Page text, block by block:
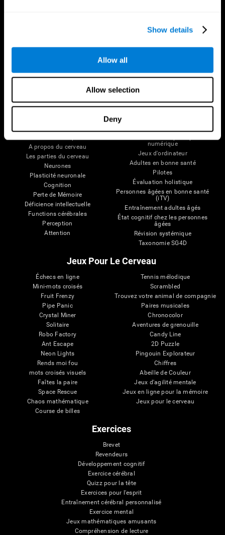
Show details
Allow all
Allow selection
Deny
Nous suivre
A propos du cerveau
Les parties du cerveau
Neurones
Plasticité neuronale
Cognition
Perte de Mémoire
Déficience intellectuelle
Functions cérébrales
Perception
Attention
numérique
Jeux d'ordinateur
Adultes en bonne santé
Pilotes
Évaluation holistique
Personnes âgées en bonne santé
(iTV)
Entraînement adultes âgés
État cognitif chez les personnes
âgées
Révision systémique
Taxonomie SG4D
Jeux Pour Le Cerveau
Échecs en ligne
Mini-mots croisés
Fruit Frenzy
Pipe Panic
Crystal Miner
Solitaire
Robo Factory
Ant Escape
Neon Lights
Rends moi fou
mots croisés visuels
Faîtes la paire
Space Rescue
Chaos mathématique
Course de billes
Tennis mélodique
Scrambled
Trouvez votre animal de compagnie
Paires musicales
Chronocolor
Aventures de grenouille
Candy Line
2D Puzzle
Pingouin Explorateur
Chiffres
Abeille de Couleur
Jeux d'agilité mentale
Jeux en ligne pour la mémoire
Jeux pour le cerveau
Exercices
Brevet
Revendeurs
Développement cognitif
Exercice cérébral
Quizz pour la tête
Exercices pour l'esprit
Entraînement cérébral personnalisé
Exercice mental
Jeux mathématiques amusants
Compréhension de lecture